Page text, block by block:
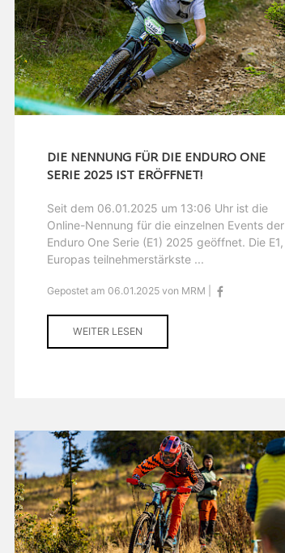
DIE NENNUNG FÜR DIE ENDURO ONE
SERIE 2025 IST ERÖFFNET!
Seit dem 06.01.2025 um 13:06 Uhr ist die
Online-Nennung für die einzelnen Events der
Enduro One Serie (E1) 2025 geöffnet. Die E1,
Europas teilnehmerstärkste ...
Gepostet am 06.01.2025 von MRM |
WEITER LESEN